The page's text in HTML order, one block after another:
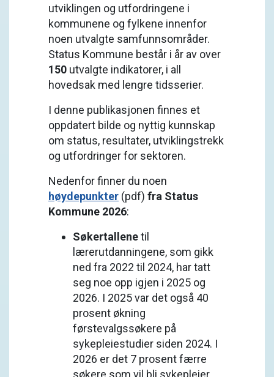
utviklingen og utfordringene i
kommunene og fylkene innenfor
noen utvalgte samfunnsområder.
Status Kommune består i år av over
150 utvalgte indikatorer, i all
hovedsak med lengre tidsserier.
I denne publikasjonen finnes et
oppdatert bilde og nyttig kunnskap
om status, resultater, utviklingstrekk
og utfordringer for sektoren.
Nedenfor finner du noen
høydepunkter (pdf) fra Status
Kommune 2026:
Søkertallenetil
lærerutdanningene, som gikk
ned fra 2022 til 2024, har tatt
seg noe opp igjen i 2025 og
2026. I 2025 var det også 40
prosent økning
førstevalgssøkere på
sykepleiestudier siden 2024. I
2026 er det 7 prosent færre
søkere som vil bli sykepleier.